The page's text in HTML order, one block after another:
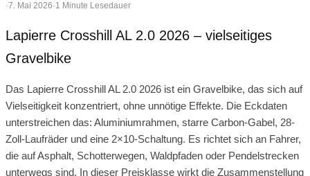
·7. Mai 2026·1 Minute Lesedauer
Lapierre Crosshill AL 2.0 2026 – vielseitiges
Gravelbike
Das Lapierre Crosshill AL 2.0 2026 ist ein Gravelbike, das sich auf
Vielseitigkeit konzentriert, ohne unnötige Effekte. Die Eckdaten
unterstreichen das: Aluminiumrahmen, starre Carbon-Gabel, 28-
Zoll-Laufräder und eine 2×10-Schaltung. Es richtet sich an Fahrer,
die auf Asphalt, Schotterwegen, Waldpfaden oder Pendelstrecken
unterwegs sind. In dieser Preisklasse wirkt die Zusammenstellung